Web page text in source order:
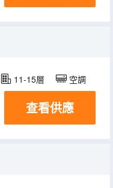
11-15層 空調
冰箱
查看供應